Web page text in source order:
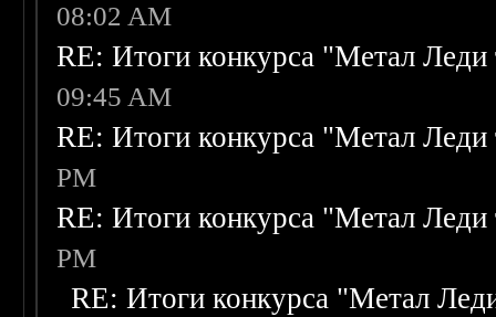
08:02 AM
RE: Итоги конкурса "Метал Леди
09:45 AM
RE: Итоги конкурса "Метал Леди
PM
RE: Итоги конкурса "Метал Леди
PM
RE: Итоги конкурса "Метал